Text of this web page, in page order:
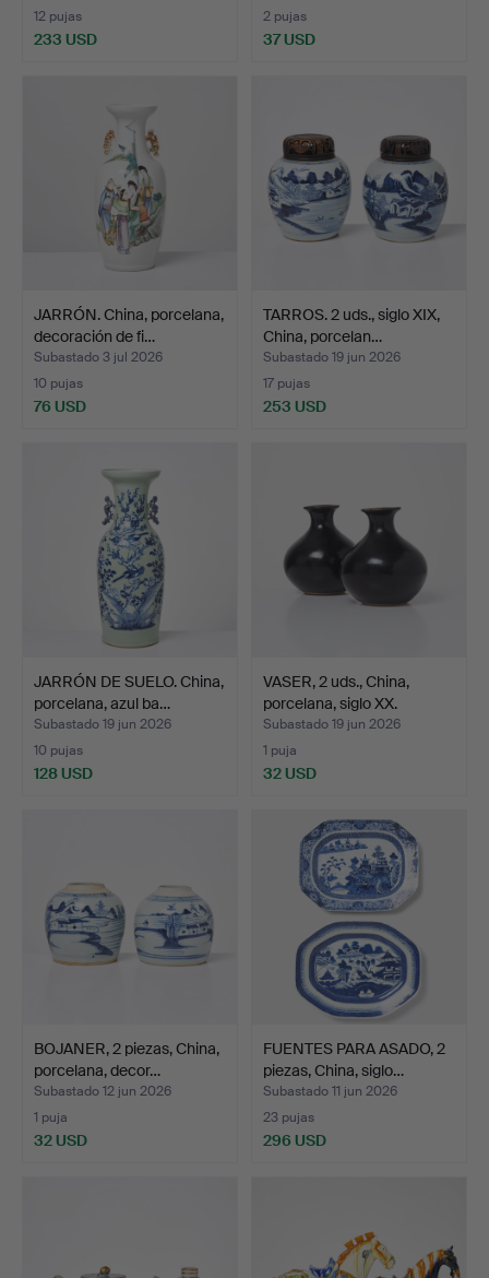
12 pujas
233 USD
2 pujas
37 USD
JARRÓN. China, porcelana,
decoración de fi…
Subastado 3 jul 2026
10 pujas
76 USD
TARROS. 2 uds., siglo XIX,
China, porcelan…
Subastado 19 jun 2026
17 pujas
253 USD
JARRÓN DE SUELO. China,
porcelana, azul ba…
Subastado 19 jun 2026
10 pujas
128 USD
VASER, 2 uds., China,
porcelana, siglo XX.
Subastado 19 jun 2026
1 puja
32 USD
BOJANER, 2 piezas, China,
porcelana, decor…
Subastado 12 jun 2026
1 puja
32 USD
FUENTES PARA ASADO, 2
piezas, China, siglo…
Subastado 11 jun 2026
23 pujas
296 USD